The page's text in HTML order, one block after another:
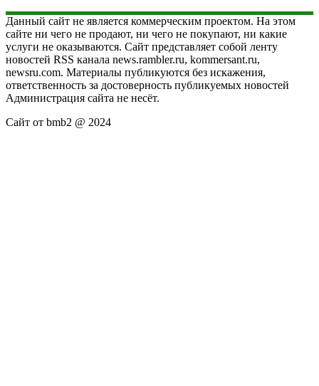
Данный сайт не является коммерческим проектом. На этом
сайте ни чего не продают, ни чего не покупают, ни какие
услуги не оказываются. Сайт представляет собой ленту
новостей RSS канала news.rambler.ru, kommersant.ru,
newsru.com. Материалы публикуются без искажения,
ответственность за достоверность публикуемых новостей
Администрация сайта не несёт.
Сайт от bmb2 @ 2024